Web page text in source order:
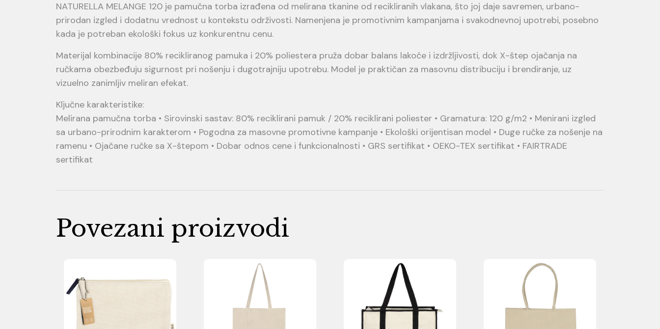
NATURELLA MELANGE 120 je pamučna torba izrađena od melirana tkanine od recikliranih vlakana, što joj daje savremen, urbano-
prirodan izgled i dodatnu vrednost u kontekstu održivosti. Namenjena je promotivnim kampanjama i svakodnevnoj upotrebi, posebno
kada je potreban ekološki fokus uz konkurentnu cenu.
Materijal kombinacije 80% recikliranog pamuka i 20% poliestera pruža dobar balans lakoće i izdržljivosti, dok X-štep ojačanja na
ručkama obezbeđuju sigurnost pri nošenju i dugotrajniju upotrebu. Model je praktičan za masovnu distribuciju i brendiranje, uz
vizuelno zanimljiv meliran efekat.
Ključne karakteristike:
Melirana pamučna torba • Sirovinski sastav: 80% reciklirani pamuk / 20% reciklirani poliester • Gramatura: 120 g/m2 • Menirani izgled
sa urbano-prirodnim karakterom • Pogodna za masovne promotivne kampanje • Ekološki orijentisan model • Duge ručke za nošenje na
ramenu • Ojačane ručke sa X-štepom • Dobar odnos cene i funkcionalnosti • GRS sertifikat • OEKO-TEX sertifikat • FAIRTRADE
sertifikat
Povezani proizvodi